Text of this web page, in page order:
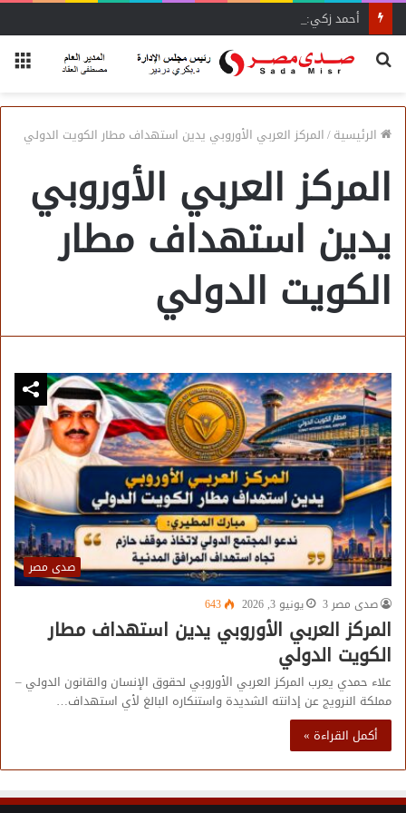
أحمد زكي: مبادرة “مصر تنطلق بالتصدير”
بحث
الرئيسية/المركز العربي الأوروبي يدين استهداف مطار الكويت الدولي
المركز العربي الأوروبي
يدين استهداف مطار
الكويت الدولي
صدى مصر
صدى مصر 3
يونيو 3, 2026 643
المركز العربي الأوروبي يدين استهداف مطار
الكويت الدولي
علاء حمدي يعرب المركز العربي الأوروبي لحقوق الإنسان والقانون الدولي –
مملكة النرويج عن إدانته الشديدة واستنكاره البالغ لأي استهداف…
أكمل القراءة »